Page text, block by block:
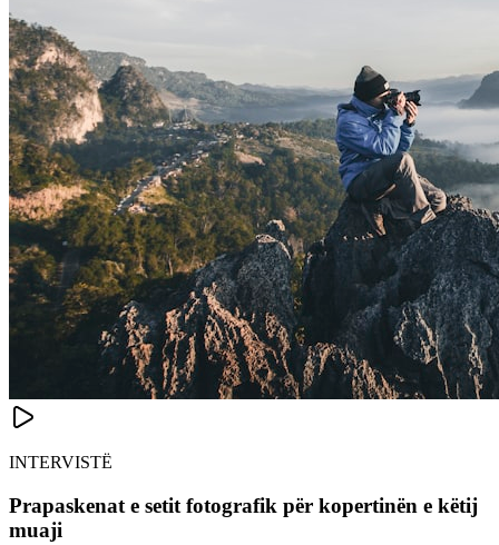
INTERVISTË
Prapaskenat e setit fotografik për kopertinën e këtij
muaji